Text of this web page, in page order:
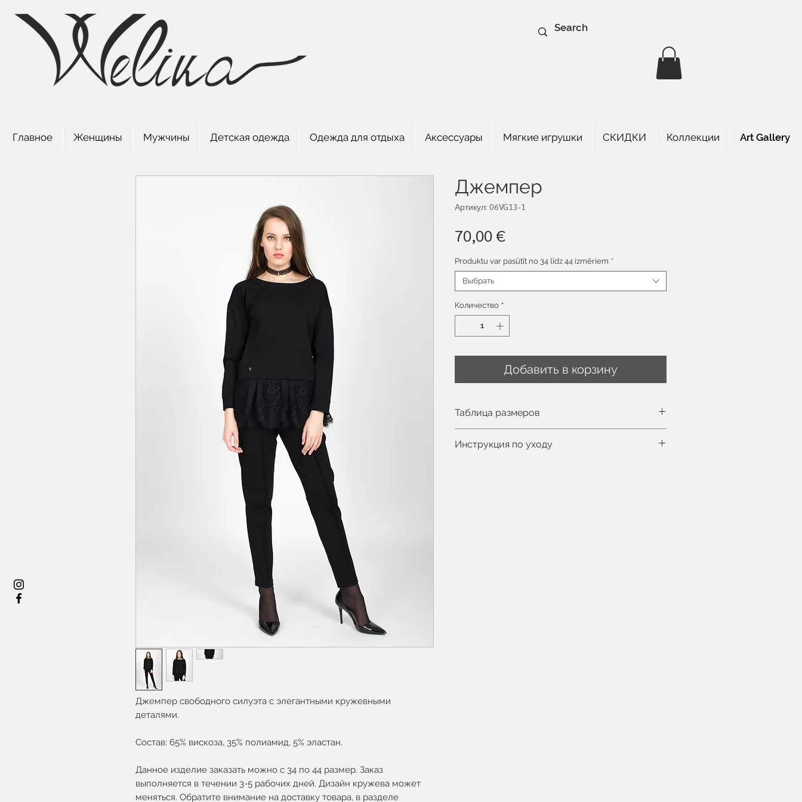
Главное Женщины Мужчины Детская одежда Одежда для отдыха Аксессуары Мягкие игрушки СКИДКИ Коллекции Art Gallery
Джемпер свободного силуэта с элегантными кружевными
деталями.
Состав: 65% вискоза, 35% полиамид, 5% эластан.
Данное изделие заказать можно с 34 по 44 размер. Заказ
выполняется в течении 3-5 рабочих дней. Дизайн кружева может
меняться. Обратите внимание на доставку товара, в разделе
Джемпер
Артикул: 06VG13-1
70,00 €Цена
Produktu var pasūtīt no 34 līdz 44 izmēriem *
Выбрать
Количество *
Добавить в корзину
Таблица размеров
Рост модели 175см, на ней EU 36 размер
Инструкция по уходу